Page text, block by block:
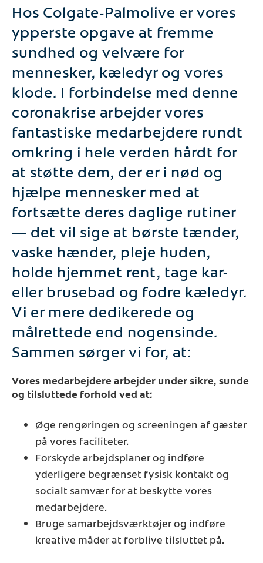
Hos Colgate-Palmolive er vores
ypperste opgave at fremme
sundhed og velvære for
mennesker, kæledyr og vores
klode. I forbindelse med denne
coronakrise arbejder vores
fantastiske medarbejdere rundt
omkring i hele verden hårdt for
at støtte dem, der er i nød og
hjælpe mennesker med at
fortsætte deres daglige rutiner
— det vil sige at børste tænder,
vaske hænder, pleje huden,
holde hjemmet rent, tage kar-
eller brusebad og fodre kæledyr.
Vi er mere dedikerede og
målrettede end nogensinde.
Sammen sørger vi for, at:
Vores medarbejdere arbejder under sikre, sunde
og tilsluttede forhold ved at:
Øge rengøringen og screeningen af gæster
på vores faciliteter.
Forskyde arbejdsplaner og indføre
yderligere begrænset fysisk kontakt og
socialt samvær for at beskytte vores
medarbejdere.
Bruge samarbejdsværktøjer og indføre
kreative måder at forblive tilsluttet på.